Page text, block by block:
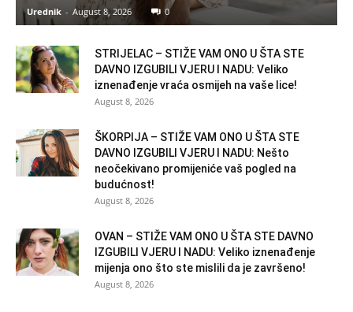
Urednik - August 8, 2026 0
STRIJELAC – STIŽE VAM ONO U ŠTA STE
DAVNO IZGUBILI VJERU I NADU: Veliko
iznenađenje vraća osmijeh na vaše lice!
August 8, 2026
ŠKORPIJA – STIŽE VAM ONO U ŠTA STE
DAVNO IZGUBILI VJERU I NADU: Nešto
neočekivano promijeniće vaš pogled na
budućnost!
August 8, 2026
OVAN – STIŽE VAM ONO U ŠTA STE DAVNO
IZGUBILI VJERU I NADU: Veliko iznenađenje
mijenja ono što ste mislili da je završeno!
August 8, 2026